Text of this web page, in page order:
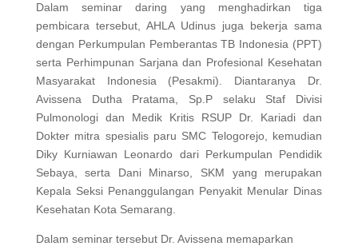
Dalam seminar daring yang menghadirkan tiga
pembicara tersebut, AHLA Udinus juga bekerja sama
dengan Perkumpulan Pemberantas TB Indonesia (PPT)
serta Perhimpunan Sarjana dan Profesional Kesehatan
Masyarakat Indonesia (Pesakmi). Diantaranya Dr.
Avissena Dutha Pratama, Sp.P selaku Staf Divisi
Pulmonologi dan Medik Kritis RSUP Dr. Kariadi dan
Dokter mitra spesialis paru SMC Telogorejo, kemudian
Diky Kurniawan Leonardo dari Perkumpulan Pendidik
Sebaya, serta Dani Minarso, SKM yang merupakan
Kepala Seksi Penanggulangan Penyakit Menular Dinas
Kesehatan Kota Semarang.
Dalam seminar tersebut Dr. Avissena memaparkan